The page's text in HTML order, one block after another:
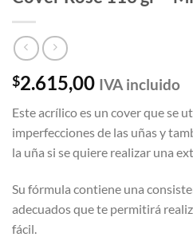
$2.615,00 IVA incluido
Este acrílico es un cover que se
imperfecciones de las uñas y
la uña si se quiere realizar una
Su fórmula contiene una
adecuados que te permitirá
fácil.